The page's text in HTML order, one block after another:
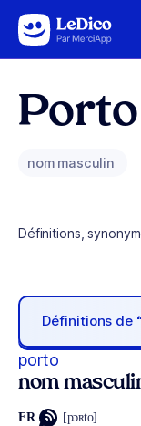
Aller au contenu
Porto
nom masculin
Définitions,
Définitions de
porto
nom
FR [pɔʀto]